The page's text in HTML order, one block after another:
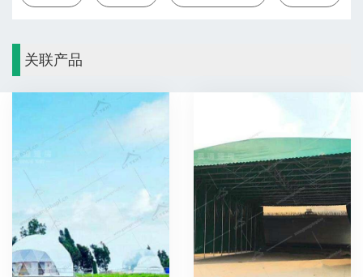
关联产品